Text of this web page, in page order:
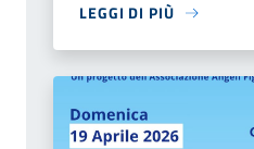
LEGGI DI PIÙ